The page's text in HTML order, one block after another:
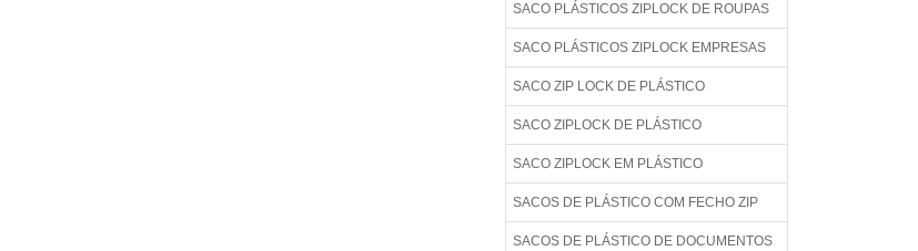
SACO PLÁSTICOS ZIPLOCK DE ROUPAS
SACO PLÁSTICOS ZIPLOCK EMPRESAS
SACO ZIP LOCK DE PLÁSTICO
SACO ZIPLOCK DE PLÁSTICO
SACO ZIPLOCK EM PLÁSTICO
SACOS DE PLÁSTICO COM FECHO ZIP
SACOS DE PLÁSTICO DE DOCUMENTOS